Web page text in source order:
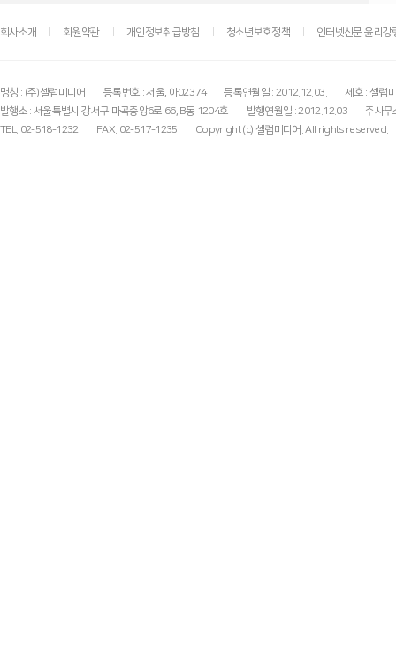
회사소개 회원약관 개인정보취급방침 청소년보호정책 인터넷신문 윤리강
명칭 : (주)셀럽미디어 등록번호 : 서울, 아02374 등록연월일 : 2012.12.03.
제호 : 셀럽
발행소 : 서울특별시 강서구 마곡중앙6로 66, B동 1204호
발행연월일 : 2012.12.03
주사무
TEL. 02-518-1232
FAX. 02-517-1235 Copyright (c) 셀럽미디어. All rights reserved.